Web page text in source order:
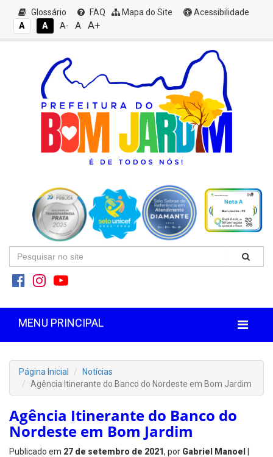
Glossário FAQ Mapa do Site
Acessibilidade
A
A A- A A+
MENU PRINCIPAL
Página Inicial
Notícias
Agência Itinerante do Banco do Nordeste em Bom Jardim
Agência Itinerante do Banco do
Nordeste em Bom Jardim
Publicado em 27 de setembro de 2021, por Gabriel Manoel